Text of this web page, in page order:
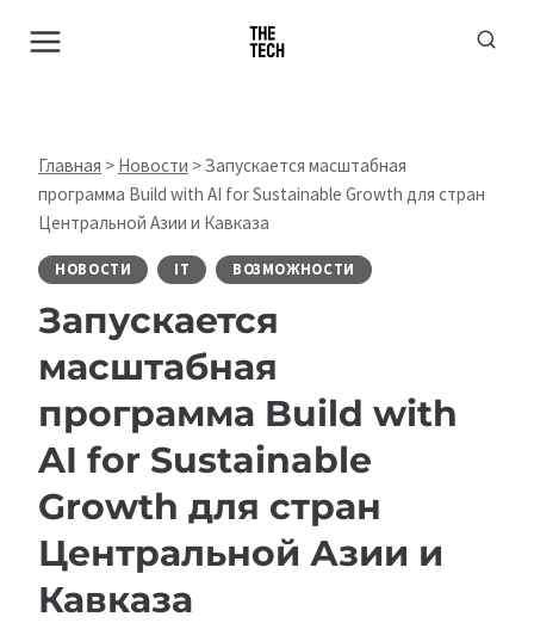
Главная > Новости >Запускается масштабная
программа Build with AI for Sustainable Growth для стран
Центральной Азии и Кавказа
НОВОСТИ IT ВОЗМОЖНОСТИ
Запускается
масштабная
программа Build with
AI for Sustainable
Growth для стран
Центральной Азии и
Кавказа